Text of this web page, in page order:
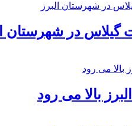
گیلاس در شهرستان
بالا می رود